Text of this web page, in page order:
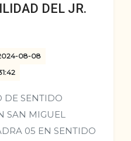
DEL JR.
08-08
DE SENTIDO
SAN MIGUEL
05 EN SENTIDO